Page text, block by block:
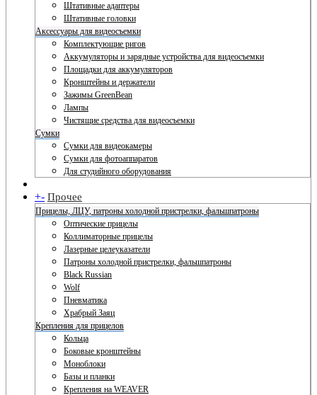
Штативные адаптеры
Штативные головки
Аксессуары для видеосъемки
Комплектующие ригов
Аккумуляторы и зарядные устройства для видеосъемки
Площадки для аккумуляторов
Кронштейны и держатели
Зажимы GreenBean
Лампы
Чистящие средства для видеосъемки
Сумки
Сумки для видеокамеры
Сумки для фотоаппаратов
Для студийного оборудования
+- Прочее
Прицелы, ЛЦУ, патроны холодной пристрелки, фальшпатроны
Оптические прицелы
Коллиматорные прицелы
Лазерные целеуказатели
Патроны холодной пристрелки, фальшпатроны
Black Russian
Wolf
Пневматика
Храбрый Заяц
Крепления для прицелов
Кольца
Боковые кронштейны
Моноблоки
Базы и планки
Крепления на WEAVER